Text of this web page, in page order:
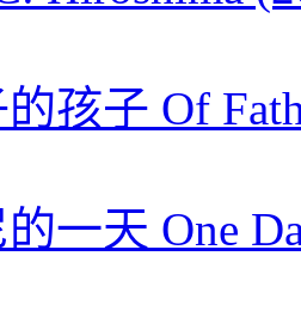
孩子 Of
一天 One